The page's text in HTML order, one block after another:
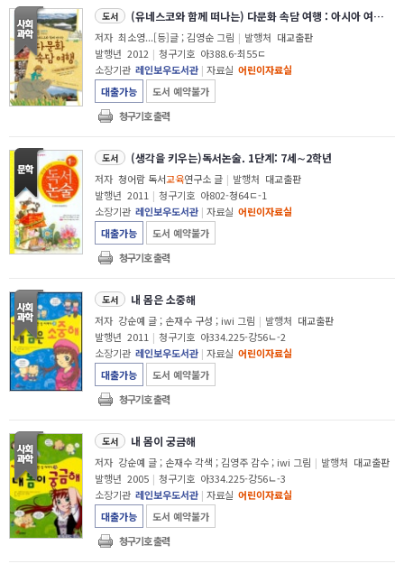
도서 (유네스코와 함께 떠나는) 다문화 속담 여행 : 아시아 여덟 나라 이야기
저자 최소영...[등]글 ; 김영순 그림 | 발행처 대교출판
발행년 2012 | 청구기호 아388.6-최55ㄷ
소장기관 레인보우도서관 | 자료실 어린이자료실
대출가능
도서 예약불가
청구기호 출력
도서 (생각을 키우는)독서논술. 1단계: 7세∼2학년
저자 청어람 독서교육연구소 글 | 발행처 대교출판
발행년 2011 | 청구기호 아802-청64ㄷ-1
소장기관 레인보우도서관 | 자료실 어린이자료실
대출가능
도서 예약불가
청구기호 출력
도서 내 몸은 소중해
저자 강순예 글 ; 손재수 구성 ; iwi 그림 | 발행처 대교출판
발행년 2011 | 청구기호 아334.225-강56ㄴ-2
소장기관 레인보우도서관 | 자료실 어린이자료실
대출가능
도서 예약불가
청구기호 출력
도서 내 몸이 궁금해
저자 강순예 글 ; 손재수 각색 ; 김영주 감수 ; iwi 그림 | 발행처 대교출판
발행년 2005 | 청구기호 아334.225-강56ㄴ-3
소장기관 레인보우도서관 | 자료실 어린이자료실
대출가능
도서 예약불가
청구기호 출력